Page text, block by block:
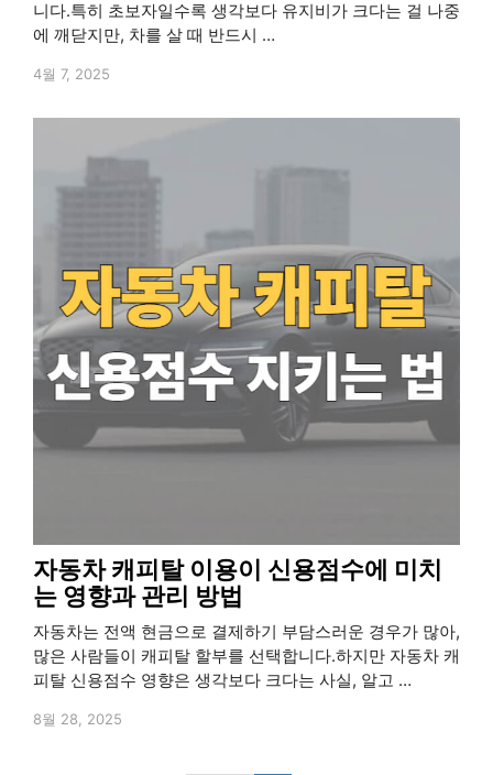
니다.특히 초보자일수록 생각보다 유지비가 크다는 걸 나중
에 깨닫지만, 차를 살 때 반드시 …
4월 7, 2025
자동차 캐피탈 이용이 신용점수에 미치
는 영향과 관리 방법
자동차는 전액 현금으로 결제하기 부담스러운 경우가 많아,
많은 사람들이 캐피탈 할부를 선택합니다.하지만 자동차 캐
피탈 신용점수 영향은 생각보다 크다는 사실, 알고 …
8월 28, 2025